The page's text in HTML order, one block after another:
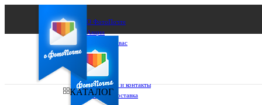
О ФотоПочте
Акции
Сделаем за вас
Бизнесу
FAQ
Франшиза
Поддержка и контакты
Оплата и доставка
КАТАЛОГ